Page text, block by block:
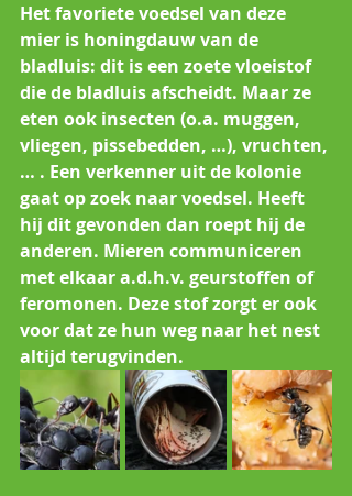
Het favoriete voedsel van deze
mier is honingdauw van de
bladluis: dit is een zoete vloeistof
die de bladluis afscheidt. Maar ze
eten ook insecten (o.a. muggen,
vliegen, pissebedden, …), vruchten,
… . Een verkenner uit de kolonie
gaat op zoek naar voedsel. Heeft
hij dit gevonden dan roept hij de
anderen. Mieren communiceren
met elkaar a.d.h.v. geurstoffen of
feromonen. Deze stof zorgt er ook
voor dat ze hun weg naar het nest
altijd terugvinden.